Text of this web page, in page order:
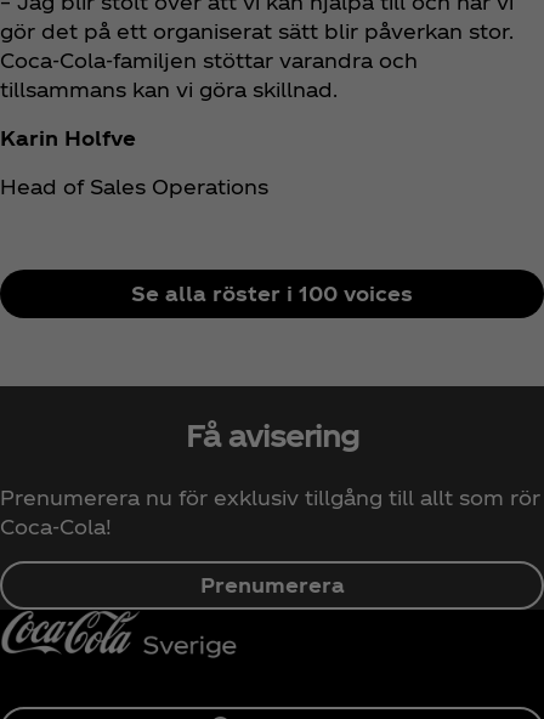
gör det på ett organiserat sätt blir påverkan stor.
Coca‑Cola-familjen stöttar varandra och
tillsammans kan vi göra skillnad.
Karin Holfve
Head of Sales Operations
Se alla röster i 100 voices
Få avisering
Prenumerera nu för exklusiv tillgång till allt som rör
Coca‑Cola!
Prenumerera